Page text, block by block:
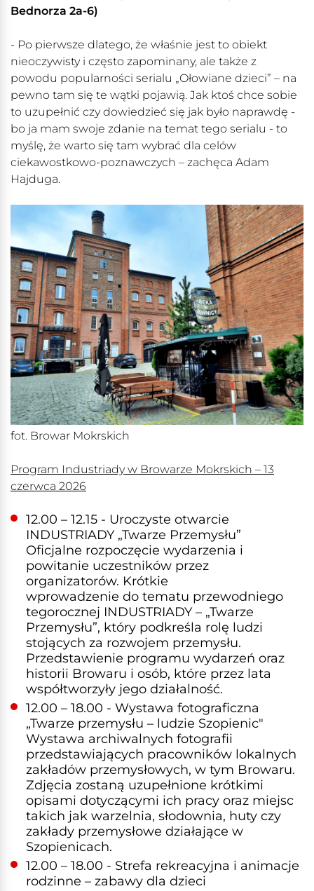
Bednorza 2a-6)
- Po pierwsze dlatego, że właśnie jest to obiekt
nieoczywisty i często zapominany, ale także z
powodu popularności serialu „Ołowiane dzieci” – na
pewno tam się te wątki pojawią. Jak ktoś chce sobie
to uzupełnić czy dowiedzieć się jak było naprawdę -
bo ja mam swoje zdanie na temat tego serialu - to
myślę, że warto się tam wybrać dla celów
ciekawostkowo-poznawczych – zachęca Adam
Hajduga.
fot. Browar Mokrskich
Program Industriady w Browarze Mokrskich – 13
czerwca 2026
12.00 – 12.15 - Uroczyste otwarcie
INDUSTRIADY „Twarze Przemysłu”
Oficjalne rozpoczęcie wydarzenia i
powitanie uczestników przez
organizatorów. Krótkie
wprowadzenie do tematu przewodniego
tegorocznej INDUSTRIADY – „Twarze
Przemysłu”, który podkreśla rolę ludzi
stojących za rozwojem przemysłu.
Przedstawienie programu wydarzeń oraz
historii Browaru i osób, które przez lata
współtworzyły jego działalność.
12.00 – 18.00 - Wystawa fotograficzna
„Twarze przemysłu – ludzie Szopienic"
Wystawa archiwalnych fotografii
przedstawiających pracowników lokalnych
zakładów przemysłowych, w tym Browaru.
Zdjęcia zostaną uzupełnione krótkimi
opisami dotyczącymi ich pracy oraz miejsc
takich jak warzelnia, słodownia, huty czy
zakłady przemysłowe działające w
Szopienicach.
12.00 – 18.00 - Strefa rekreacyjna i animacje
rodzinne – zabawy dla dzieci